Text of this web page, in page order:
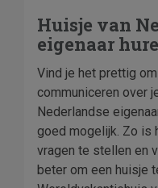
Huisje van
eigenaar
Vind je het prettig
communiceren over
Nederlandse
goed mogelijk. Zo is
vragen te stellen en
beter om een huisje